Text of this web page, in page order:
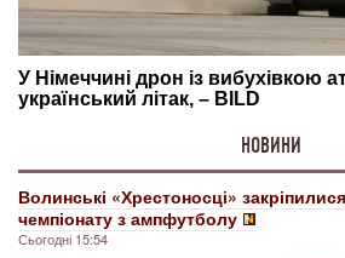
НОВИНИ
Волинські «Хрестоносці»
чемпіонату з ампфутболу
Сьогодні 15:54